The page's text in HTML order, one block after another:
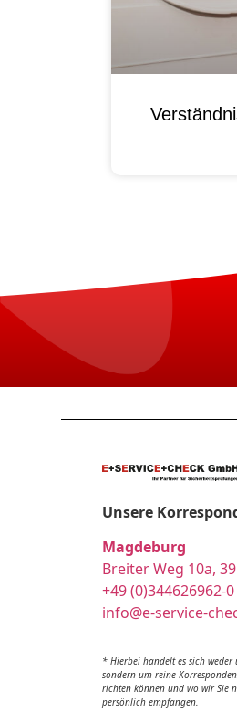
Unsere
Magdeburg
Breiter Weg 10a,
+49 (0)344626962-0
info@e-service-
* Hierbei handelt es sich weder
sondern um reine
richten können und wo wir Sie
persönlich empfangen.